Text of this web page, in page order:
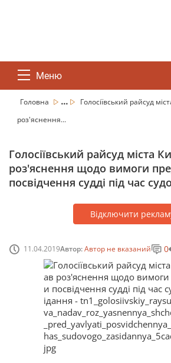
Меню
Головна ...
Голосіївський райсуд
роз'яснення...
Голосіївський райсуд міста
роз'яснення щодо вимоги
посвідчення судді під час
Відключити
11.04.2019Автор:Автор не вказаний 0